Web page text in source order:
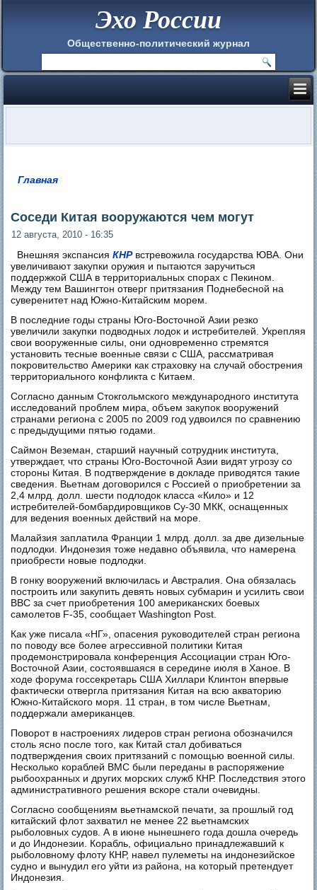
Эхо России
Общественно-политический журнал
Главная
Соседи Китая вооружаются чем могут
12 августа, 2010 - 16:35
Внешняя экспансия КНРвстревожила государства ЮВА. Они
увеличивают закупки оружия и пытаются заручиться
поддержкой США в территориальных спорах с Пекином.
Между тем Вашингтон отверг притязания Поднебесной на
суверенитет над Южно-Китайским морем.
В последние годы страны Юго-Восточной Азии резко
увеличили закупки подводных лодок и истребителей. Укрепляя
свои вооруженные силы, они одновременно стремятся
установить тесные военные связи с США, рассматривая
покровительство Америки как страховку на случай обострения
территориального конфликта с Китаем.
Согласно данным Стокгольмского международного института
исследований проблем мира, объем закупок вооружений
странами региона с 2005 по 2009 год удвоился по сравнению
с предыдущими пятью годами.
Саймон Веземан, старший научный сотрудник института,
утверждает, что страны Юго-Восточной Азии видят угрозу со
стороны Китая. В подтверждение в докладе приводятся такие
сведения. Вьетнам договорился с Россией о приобретении за
2,4 млрд. долл. шести подлодок класса «Кило» и 12
истребителей-бомбардировщиков Су-30 МКК, оснащенных
для ведения военных действий на море.
Малайзия заплатила Франции 1 млрд. долл. за две дизельные
подлодки. Индонезия тоже недавно объявила, что намерена
приобрести новые подлодки.
В гонку вооружений включилась и Австралия. Она обязалась
построить или закупить девять новых субмарин и усилить свои
ВВС за счет приобретения 100 американских боевых
самолетов F-35, сообщает Washington Post.
Как уже писала «НГ», опасения руководителей стран региона
по поводу все более агрессивной политики Китая
продемонстрировала конференция Ассоциации стран Юго-
Восточной Азии, состоявшаяся в середине июля в Ханое. В
ходе форума госсекретарь США Хиллари Клинтон впервые
фактически отвергла притязания Китая на всю акваторию
Южно-Китайского моря. 11 стран, в том числе Вьетнам,
поддержали американцев.
Поворот в настроениях лидеров стран региона обозначился
столь ясно после того, как Китай стал добиваться
подтверждения своих притязаний с помощью военной силы.
Несколько кораблей ВМС были переданы в распоряжение
рыбоохранных и других морских служб КНР. Последствия этого
административного решения вскоре стали очевидны.
Согласно сообщениям вьетнамской печати, за прошлый год
китайский флот захватил не менее 22 вьетнамских
рыболовных судов. А в июне нынешнего года дошла очередь
и до Индонезии. Корабль, официально принадлежавший к
рыболовному флоту КНР, навел пулеметы на индонезийское
судно и вынудил его уйти из района, на который претендует
Индонезия.